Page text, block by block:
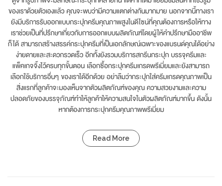
ของเราด้วยตัวเองแล้ว คุณจะพบว่ามีความแตกต่างกันมากมาย นอกจากนี้ทางเรา
ยังมีบริการรับออกแบบกระปุกครีมคุณภาพสูงในดีไซน์ที่คุณต้องการหรือให้ทาง
เราช่วยเป็นที่ปรึกษาเกี่ยวกับการออกแบบผลิตภัณฑ์โดยผู้ให้คำปรึกษามืออาชีพ
ก็ได้ สามารถสร้างสรรค์กระปุกครีมที่เป็นเอกลักษณ์เฉพาะของแบรนด์คุณได้อย่าง
ง่ายดายและสะดวกรวดเร็ว อีกทั้งยังรวมบริการสกรีนกระปุก บรรจุครีมและ
แพ็คเกจจิ้งไว้ครบทุกขั้นตอน เลือกซื้อกระปุกครีมเกรดพรีเมี่ยมและยังสามารถ
เลือกใช้บริการอื่นๆ ของเราได้อีกด้วย อย่าลืมว่ากระปุกใส่ครีมเกรดคุณภาพเป็น
สิ่งแรกที่ลูกค้าจะมองเห็นจากตัวผลิตภัณฑ์ของคุณ ความสวยงามและความ
ปลอดภัยของบรรจุภัณฑ์ทำให้ลูกค้าให้ความสนใจในตัวผลิตภัณฑ์มากขึ้น ดังนั้น
หากต้องการกระปุกครีมคุณภาพพรีเมี่ยม
Read More